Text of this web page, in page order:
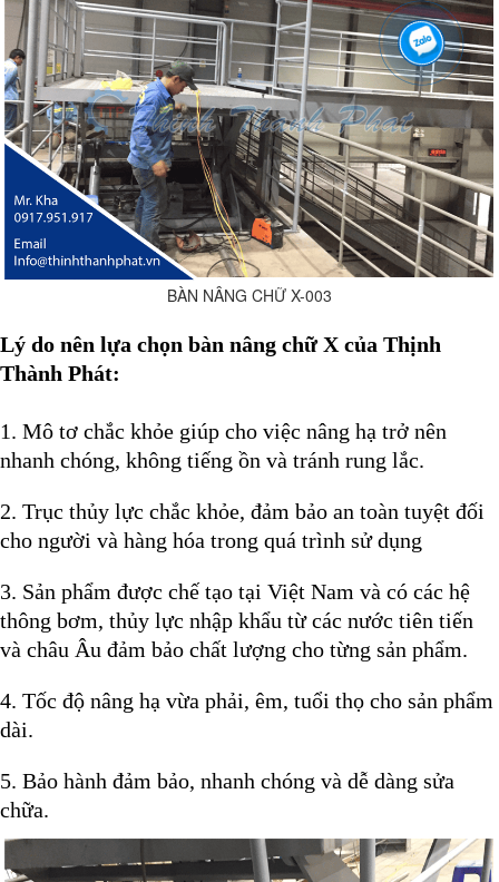
BÀN NÂNG CHỮ X-003
Lý do nên lựa chọn bàn nâng chữ X của Thịnh
Thành Phát:
1. Mô tơ chắc khỏe giúp cho việc nâng hạ trở nên
nhanh chóng, không tiếng ồn và tránh rung lắc.
2. Trục thủy lực chắc khỏe, đảm bảo an toàn tuyệt đối
cho người và hàng hóa trong quá trình sử dụng
3. Sản phẩm được chế tạo tại Việt Nam và có các hệ
thông bơm, thủy lực nhập khẩu từ các nước tiên tiến
và châu Âu đảm bảo chất lượng cho từng sản phẩm.
4. Tốc độ nâng hạ vừa phải, êm, tuổi thọ cho sản phẩm
dài.
5. Bảo hành đảm bảo, nhanh chóng và dễ dàng sửa
chữa.